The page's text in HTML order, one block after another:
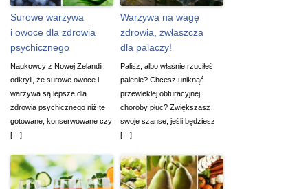
Surowe warzywa
i owoce dla zdrowia
psychicznego
Naukowcy z Nowej Zelandii
odkryli, że surowe owoce i
warzywa są lepsze dla
zdrowia psychicznego niż te
gotowane, konserwowane czy
[…]
Warzywa na wagę
zdrowia, zwłaszcza
dla palaczy!
Palisz, albo właśnie rzuciłeś
palenie? Chcesz uniknąć
przewlekłej obturacyjnej
choroby płuc? Zwiększasz
swoje szanse, jeśli będziesz
[…]